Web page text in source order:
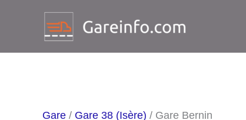
Gare / Gare 38 (Isère) / Gare Bernin